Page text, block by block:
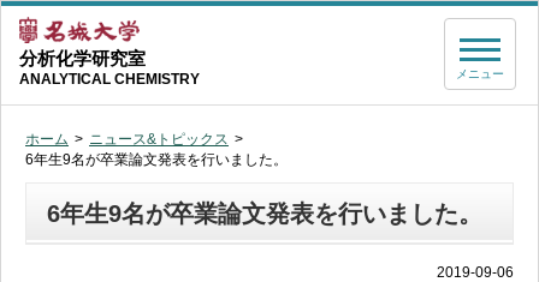
分析化学研究室
ANALYTICAL CHEMISTRY メニュー
ホーム
ニュース&トピックス
6年生9名が卒業論文発表を行いました。
6年生9名が卒業論文発表を行いました。
2019-09-06